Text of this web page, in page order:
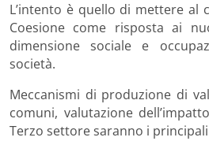
L’intento è quello di mettere al
Coesione come risposta ai
dimensione sociale e
società.
Meccanismi di produzione di
comuni, valutazione
Terzo settore saranno i